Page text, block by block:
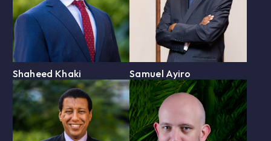
Shaheed Khaki Samuel Ayiro